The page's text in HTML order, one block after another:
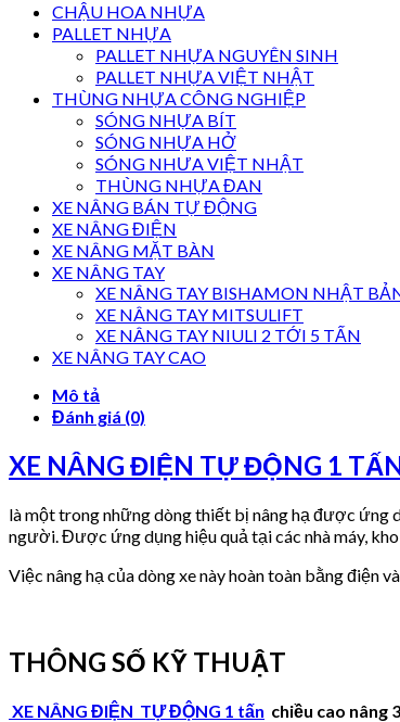
CHẬU HOA NHỰA
PALLET NHỰA
PALLET NHỰA NGUYÊN SINH
PALLET NHỰA VIỆT NHẬT
THÙNG NHỰA CÔNG NGHIỆP
SÓNG NHỰA BÍT
SÓNG NHỰA HỞ
SÓNG NHƯA VIỆT NHẬT
THÙNG NHỰA ĐAN
XE NÂNG BÁN TỰ ĐỘNG
XE NÂNG ĐIỆN
XE NÂNG MẶT BÀN
XE NÂNG TAY
XE NÂNG TAY BISHAMON NHẬT
XE NÂNG TAY MITSULIFT
XE NÂNG TAY NIULI 2 TỚI 5 TẤN
XE NÂNG TAY CAO
Mô tả
Đánh giá (0)
XE NÂNG ĐIỆN TỰ ĐỘNG 1
là một trong những dòng thiết bị nâng hạ được ứng
người. Được ứng dụng hiệu quả tại các nhà máy,
Việc nâng hạ của dòng xe này hoàn toàn bằng điện
THÔNG SỐ KỸ THUẬT
XE NÂNG ĐIỆN TỰ ĐỘNG 1 tấn chiều cao nâng